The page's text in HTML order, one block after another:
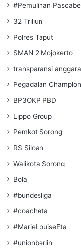
#Pemulihan
32 Triliun
Polres Taput
SMAN 2 Mojokerto
transparansi
Pegadaian
BP3OKP PBD
Lippo Group
Pemkot Sorong
RS Siloan
Walikota Sorong
Bola
#bundesliga
#coacheta
#MarieLouiseEta
#unionberlin